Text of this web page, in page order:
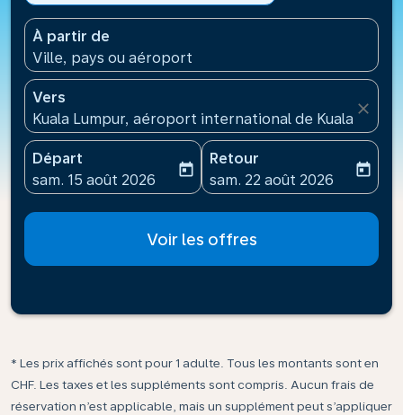
À partir de
Ville, pays ou aéroport
Vers
Kuala Lumpur, aéroport international de Kuala
close
Départ
fc-booking-departure-date-aria-label
sam. 15 août 2026
today
Retour
fc-booking-return-date-
sam. 22 août 2026
today
Voir les offres
* Les prix affichés sont pour 1 adulte. Tous les montants sont en
CHF. Les taxes et les suppléments sont compris. Aucun frais de
réservation n’est applicable, mais un supplément peut s’appliquer